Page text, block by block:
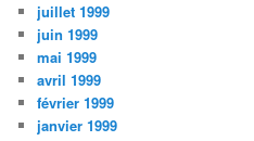
juillet 1999
juin 1999
mai 1999
avril 1999
février 1999
janvier 1999